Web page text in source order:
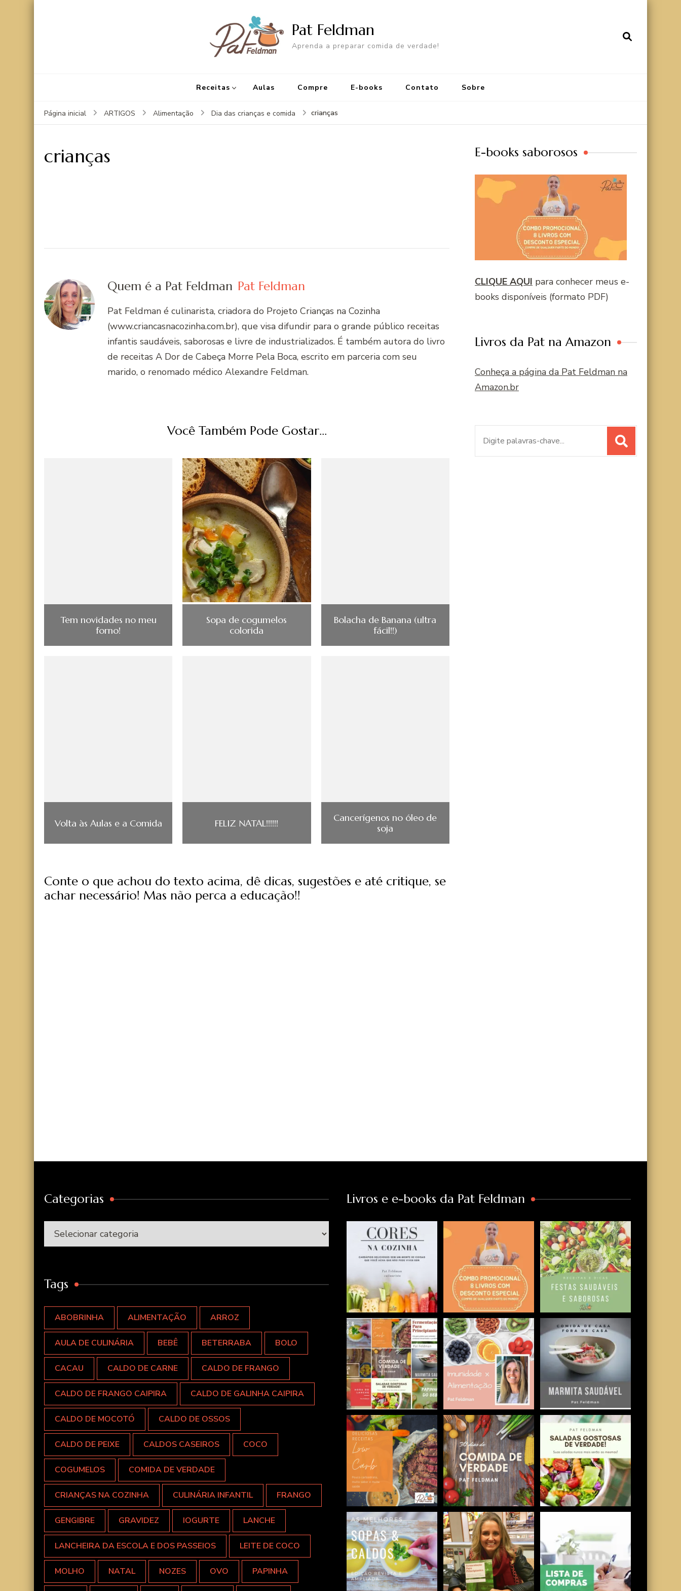
Pat Feldman
Aprenda a preparar comida de verdade!
Receitas Aulas Compre E-books Contato Sobre
Página inicial ARTIGOS Alimentação Dia das crianças e comida crianças
crianças
Quem é a Pat Feldman Pat Feldman
Pat Feldman é culinarista, criadora do Projeto Crianças na Cozinha
(www.criancasnacozinha.com.br), que visa difundir para o grande público receitas
infantis saudáveis, saborosas e livre de industrializados. É também autora do livro
de receitas A Dor de Cabeça Morre Pela Boca, escrito em parceria com seu
marido, o renomado médico Alexandre Feldman.
Você Também Pode Gostar...
Tem novidades no meu
forno!
Sopa de cogumelos
colorida
Bolacha de Banana (ultra
fácil!!)
Volta às Aulas e a Comida FELIZ NATAL!!!!!!
Cancerígenos no óleo de
soja
Conte o que achou do texto acima, dê dicas, sugestões e até critique, se
achar necessário! Mas não perca a educação!!
E-books saborosos
CLIQUE AQUI para conhecer meus e-
books disponíveis (formato PDF)
Livros da Pat na Amazon
Conheça a página da Pat Feldman na
Amazon.br
Categorias
Categorias
Tags
ABOBRINHA ALIMENTAÇÃO ARROZ
AULA DE CULINÁRIA BEBÊ BETERRABA BOLO
CACAU CALDO DE CARNE CALDO DE FRANGO
CALDO DE FRANGO CAIPIRA CALDO DE GALINHA CAIPIRA
CALDO DE MOCOTÓ CALDO DE OSSOS
CALDO DE PEIXE CALDOS CASEIROS COCO
COGUMELOS COMIDA DE VERDADE
CRIANÇAS NA COZINHA CULINÁRIA INFANTIL FRANGO
GENGIBRE GRAVIDEZ IOGURTE LANCHE
LANCHEIRA DA ESCOLA E DOS PASSEIOS LEITE DE COCO
MOLHO NATAL NOZES OVO PAPINHA
Livros e e-books da Pat Feldman